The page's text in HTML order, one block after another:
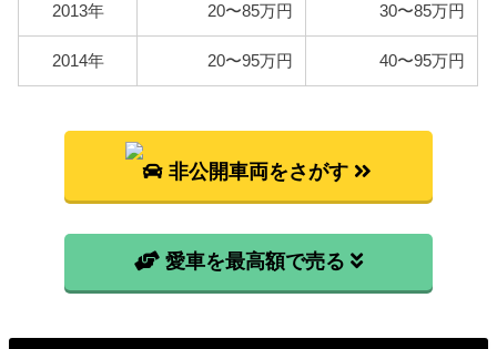
2013年 20〜85万円 30〜85万円
2014年 20〜95万円 40〜95万円
非公開車両をさがす
愛車を最高額で売る